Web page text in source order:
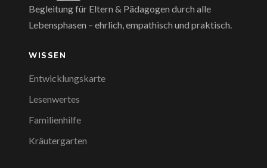
Begleitung für Eltern & Pädagogen durch alle
Lebensphasen – ehrlich, empathisch und praktisch.
WISSEN
Entwicklungskarte
Lesenwertes
Familienhilfe
Kräutergarten